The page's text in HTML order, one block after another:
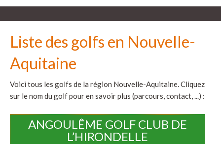
Liste des golfs en Nouvelle-
Aquitaine
Voici tous les golfs de la région Nouvelle-Aquitaine. Cliquez
sur le nom du golf pour en savoir plus (parcours, contact, ...) :
ANGOULÊME GOLF CLUB DE
L’HIRONDELLE